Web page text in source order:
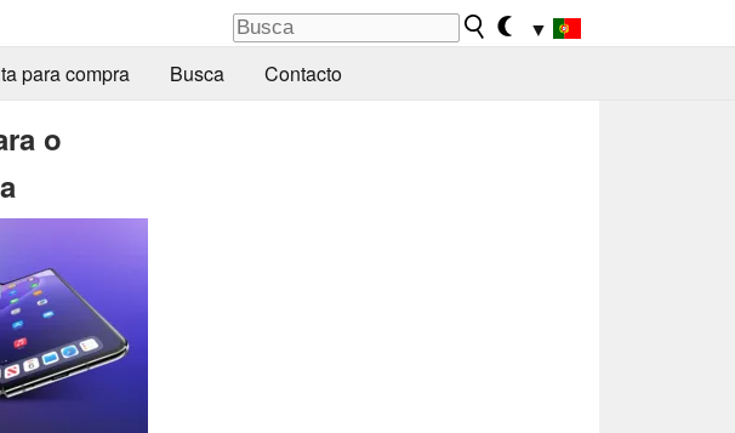
▼
para compra Busca Contacto
o